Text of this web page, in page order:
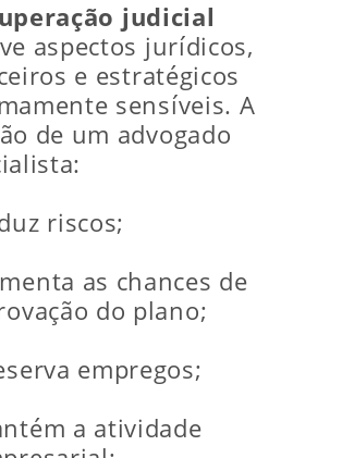
judicial
aspectos jurídicos,
e estratégicos
sensíveis. A
de um advogado
riscos;
as chances de
do plano;
empregos;
a atividade